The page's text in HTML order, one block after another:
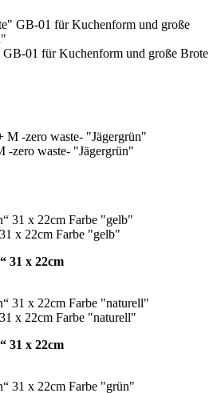
01 für Kuchenform und große Brote
-zero waste- "Jägergrün"
x 22cm Farbe "gelb"
31 x 22cm
x 22cm Farbe "naturell"
31 x 22cm